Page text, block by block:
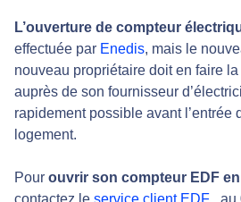
L’ouverture de compteur
effectuée par Enedis, mais le
nouveau propriétaire doit en faire
auprès de son fournisseur
rapidement possible avant l’entrée
logement.
Pour ouvrir son compteur EDF
contactez le service client EDF .